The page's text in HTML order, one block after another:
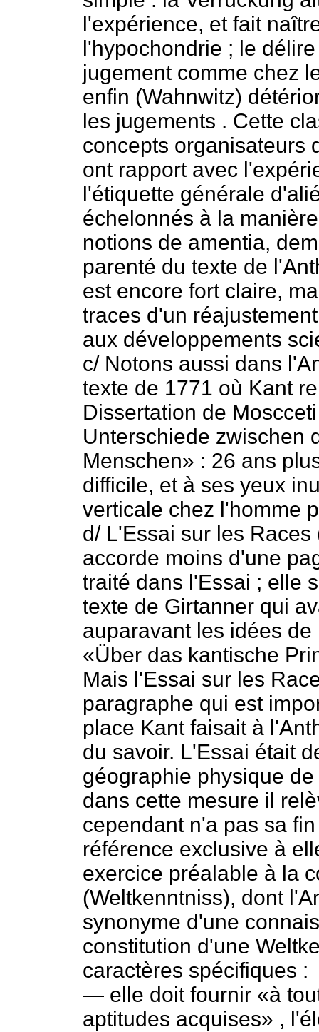
l'expérience, et fait
l'hypochondrie ; le
jugement comme chez
enfin (Wahnwitz)
les jugements . Cette
concepts organisateurs
ont rapport avec
l'étiquette générale
échelonnés à la
notions de amentia,
parenté du texte de
est encore fort claire,
traces d'un
aux développements
c/ Notons aussi dans
texte de 1771 où Kant
Dissertation de
Unterschiede zwischen
Menschen» : 26 ans
difficile, et à ses yeux
verticale chez l'homme
d/ L'Essai sur les
accorde moins d'une
traité dans l'Essai ; elle
texte de Girtanner qui
auparavant les idées
«Über das kantische
Mais l'Essai sur les
paragraphe qui est
place Kant faisait à
du savoir. L'Essai était
géographie physique
dans cette mesure il
cependant n'a pas sa
référence exclusive à
exercice préalable à la
(Weltkenntniss), dont
synonyme d'une
constitution d'une
caractères spécifiques :
— elle doit fournir «à
aptitudes acquises» ,